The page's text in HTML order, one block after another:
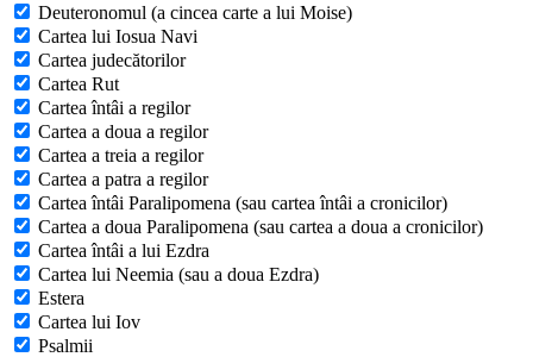
Deuteronomul (a cincea carte a lui Moise)
Cartea lui Iosua Navi
Cartea judecătorilor
Cartea Rut
Cartea întâi a regilor
Cartea a doua a regilor
Cartea a treia a regilor
Cartea a patra a regilor
Cartea întâi Paralipomena (sau cartea întâi a cronicilor)
Cartea a doua Paralipomena (sau cartea a doua a cronicilor)
Cartea întâi a lui Ezdra
Cartea lui Neemia (sau a doua Ezdra)
Estera
Cartea lui Iov
Psalmii